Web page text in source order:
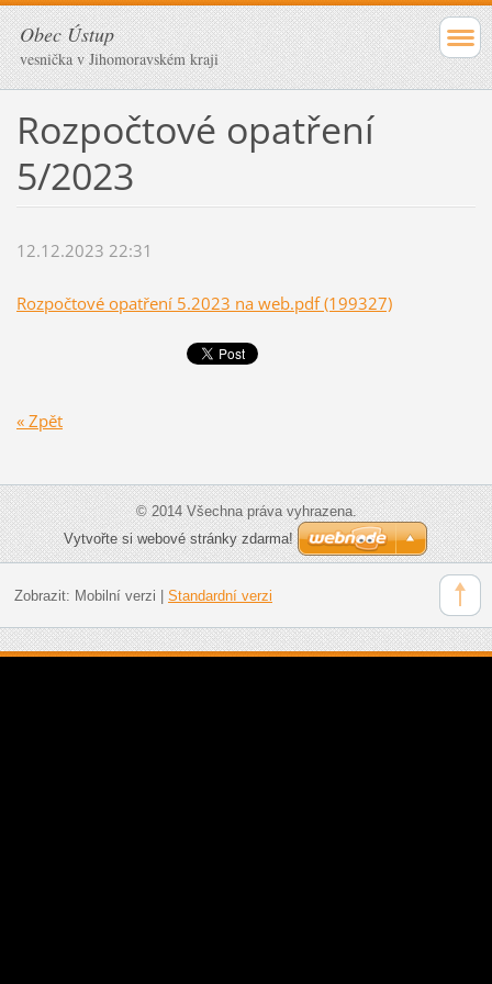
Obec Ústup
vesnička v Jihomoravském kraji
Rozpočtové opatření
5/2023
12.12.2023 22:31
Rozpočtové opatření 5.2023 na web.pdf (199327)
« Zpět
© 2014 Všechna práva vyhrazena.
Vytvořte si webové stránky zdarma!
Zobrazit: Mobilní verzi Standardní verzi